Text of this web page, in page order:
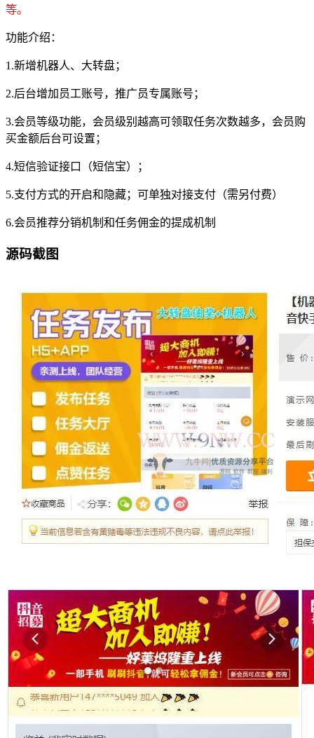
等。
功能介绍：
1.新增机器人、大转盘；
2.后台增加员工账号，推广员专属账号；
3.会员等级功能，会员级别越高可领取任务次数越多，会员购
买金额后台可设置；
4.短信验证接口（短信宝）；
5.支付方式的开启和隐藏；可单独对接支付（需另付费）
6.会员推荐分销机制和任务佣金的提成机制
源码截图